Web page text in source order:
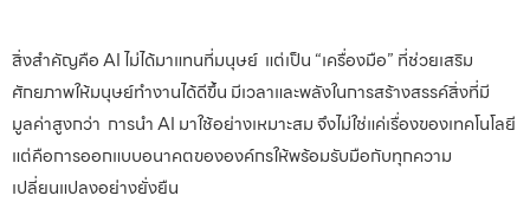
สิ่งสำคัญคือ AI ไม่ได้มาแทนที่มนุษย์ แต่เป็น “เครื่องมือ” ที่ช่วยเสริม
ศักยภาพให้มนุษย์ทำงานได้ดีขึ้น มีเวลาและพลังในการสร้างสรรค์สิ่งที่มี
มูลค่าสูงกว่า การนำ AI มาใช้อย่างเหมาะสม จึงไม่ใช่แค่เรื่องของเทคโนโลยี
แต่คือการออกแบบอนาคตขององค์กรให้พร้อมรับมือกับทุกความ
เปลี่ยนแปลงอย่างยั่งยืน